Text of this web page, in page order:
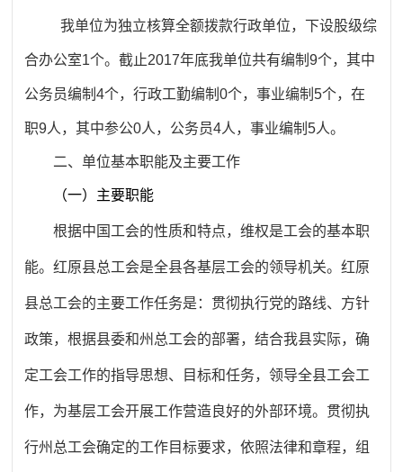
我单位为独立核算全额拨款行政单位，下设股级综
合办公室1个。截止2017年底我单位共有编制9个，其中
公务员编制4个，行政工勤编制0个，事业编制5个，在
职9人，其中参公0人，公务员4人，事业编制5人。
二、单位基本职能及主要工作
（一） 主要职能
根据中国工会的性质和特点，维权是工会的基本职
能。红原县总工会是全县各基层工会的领导机关。红原
县总工会的主要工作任务是：贯彻执行党的路线、方针
政策，根据县委和州总工会的部署，结合我县实际，确
定工会工作的指导思想、目标和任务，领导全县工会工
作，为基层工会开展工作营造良好的外部环境。贯彻执
行州总工会确定的工作目标要求，依照法律和章程，组